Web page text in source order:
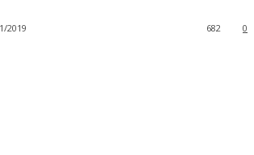
2019 0
682